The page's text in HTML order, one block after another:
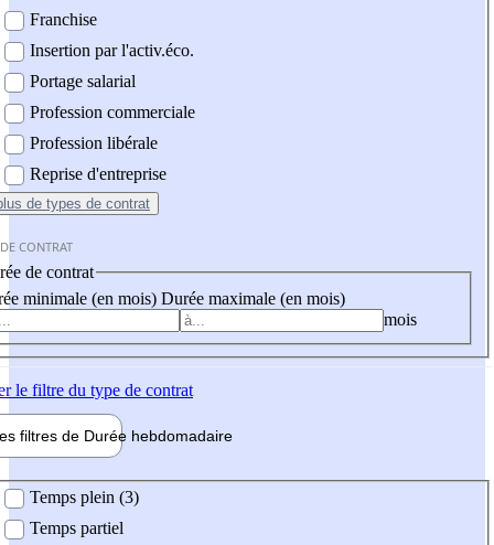
Franchise
Insertion par l'activ.éco.
Portage salarial
Profession commerciale
Profession libérale
Reprise d'entreprise
de types de contrat
CONTRAT
de contrat
minimale (en mois) Durée maximale (en mois)
mois
le filtre du type de contrat
filtres de Durée hebdomadaire
Temps plein (3)
Temps partiel